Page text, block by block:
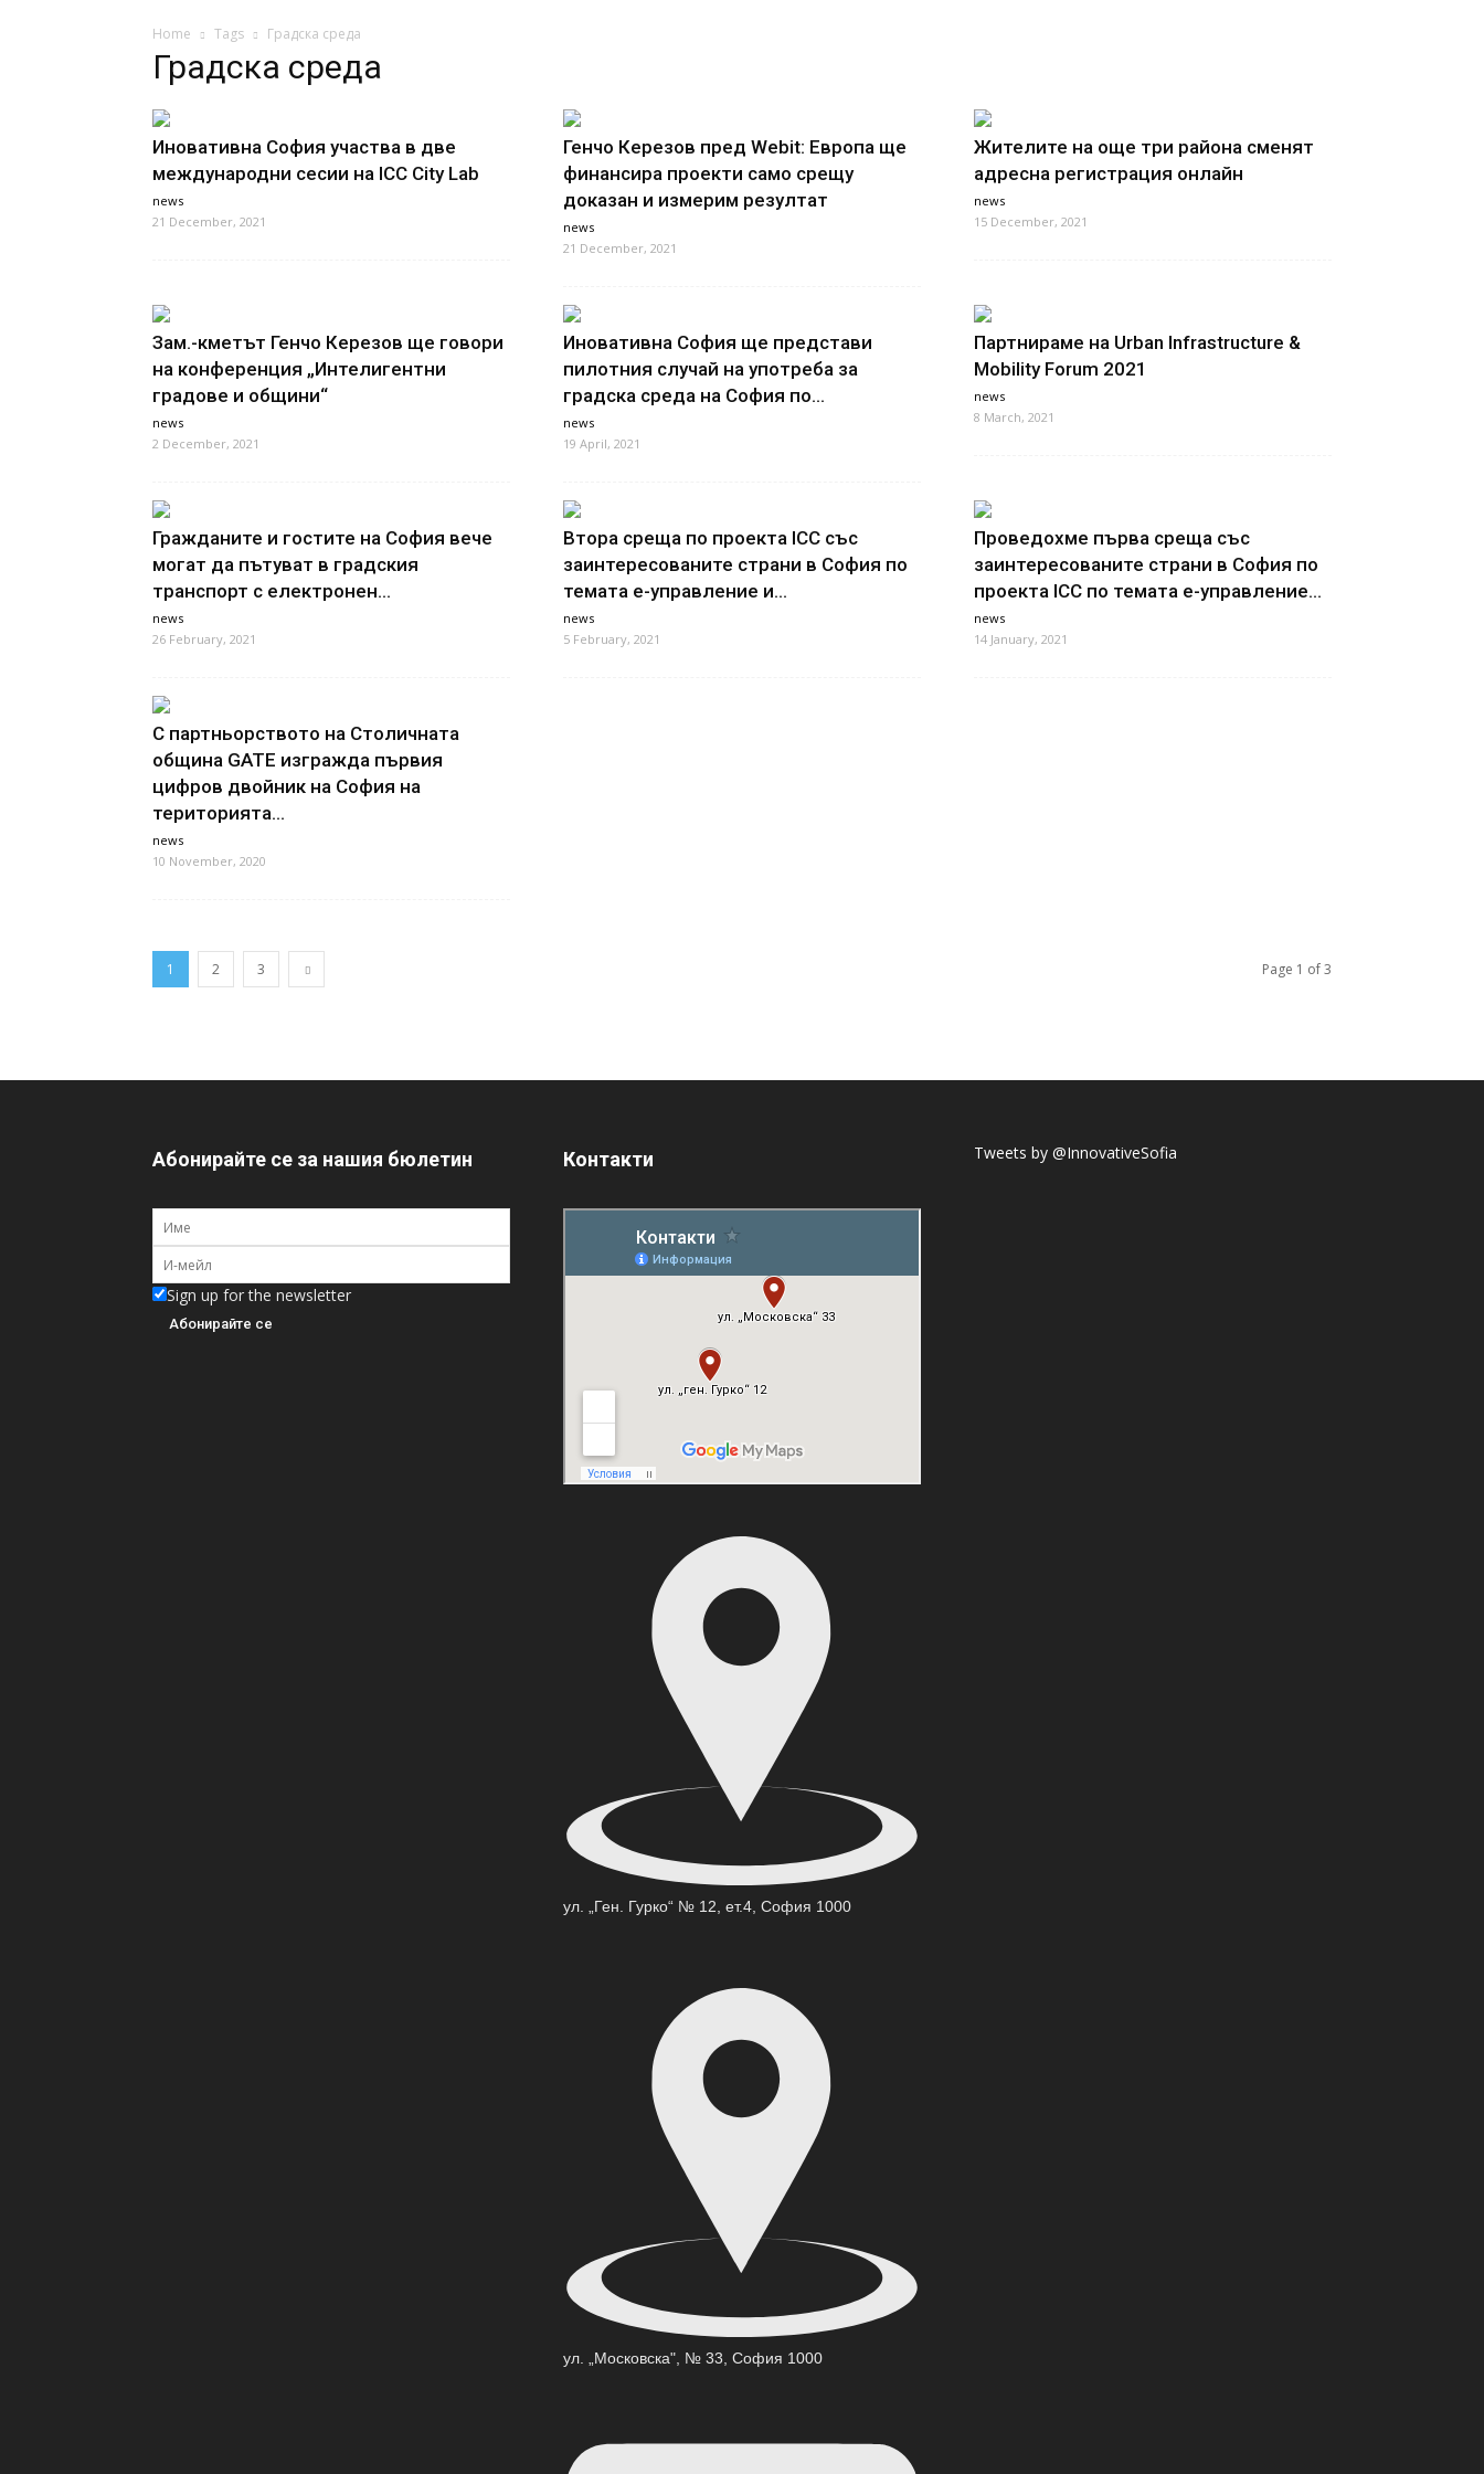
Home Tags Градска среда
Градска среда
Иновативна София участва в две
международни сесии на ICC City Lab
news
21 December, 2021
Генчо Керезов пред Webit: Европа ще
финансира проекти само срещу
доказан и измерим резултат
news
21 December, 2021
Жителите на още три района сменят
адресна регистрация онлайн
news
15 December, 2021
Зам.-кметът Генчо Керезов ще говори
на конференция „Интелигентни
градове и общини“
news
2 December, 2021
Иновативна София ще представи
пилотния случай на употреба за
градска среда на София по...
news
19 April, 2021
Партнираме на Urban Infrastructure &
Mobility Forum 2021
news
8 March, 2021
Гражданите и гостите на София вече
могат да пътуват в градския
транспорт с електронен...
news
26 February, 2021
Втора среща по проекта ICC със
заинтересованите страни в София по
темата е-управление и...
news
5 February, 2021
Проведохме първа среща със
заинтересованите страни в София по
проекта ICC по темата е-управление...
news
14 January, 2021
С партньорството на Столичната
община GATE изгражда първия
цифров двойник на София на
територията...
news
10 November, 2020
1 2 3 Page 1 of 3
Абонирайте се за нашия бюлетин
Sign up for the newsletter
Контакти
ул. „Ген. Гурко“ № 12, ет.4, София 1000
ул. „Московска", № 33, София 1000
Tweets by @InnovativeSofia